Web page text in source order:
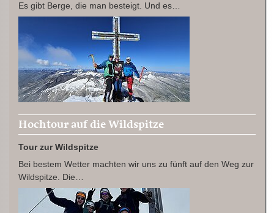
Es gibt Berge, die man besteigt. Und es…
Hochtour auf die Wildspitze
Tour zur Wildspitze
Bei bestem Wetter machten wir uns zu fünft auf den Weg zur
Wildspitze. Die…